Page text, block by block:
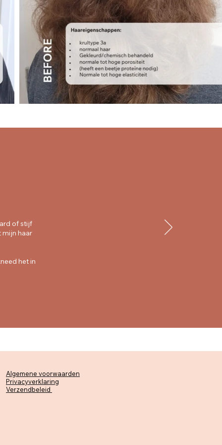
of stijf
mijn haar
het in
Algemene voorwaarden
Privacyverklaring
Verzendbeleid